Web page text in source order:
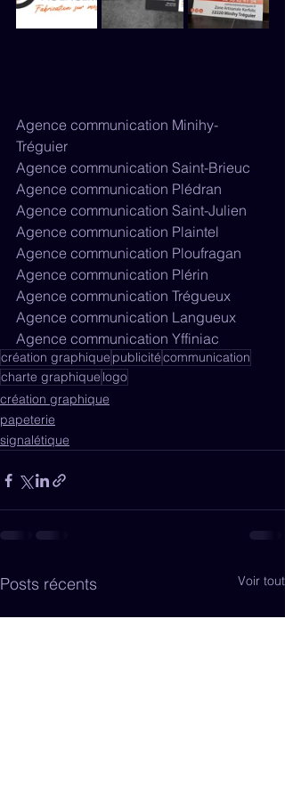
Agence communication Minihy-
Tréguier
Agence communication Saint-Brieuc
Agence communication Plédran
Agence communication Saint-Julien
Agence communication Plaintel
Agence communication Ploufragan
Agence communication Plérin
Agence communication Trégueux
Agence communication Langueux
Agence communication Yffiniac
création graphique publicitécommunication
charte graphique logo
création graphique
papeterie
signalétique
Posts récents Voir tout